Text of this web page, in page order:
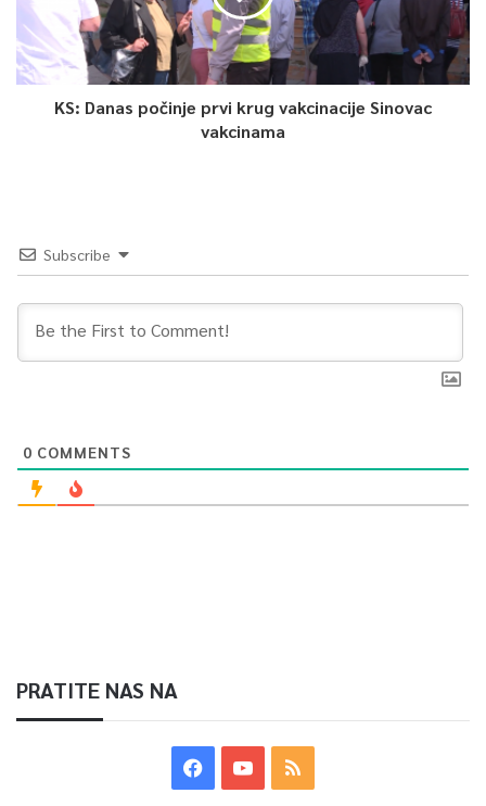
KS: Danas počinje prvi krug vakcinacije Sinovac
vakcinama
Subscribe
0 COMMENTS
PRATITE NAS NA